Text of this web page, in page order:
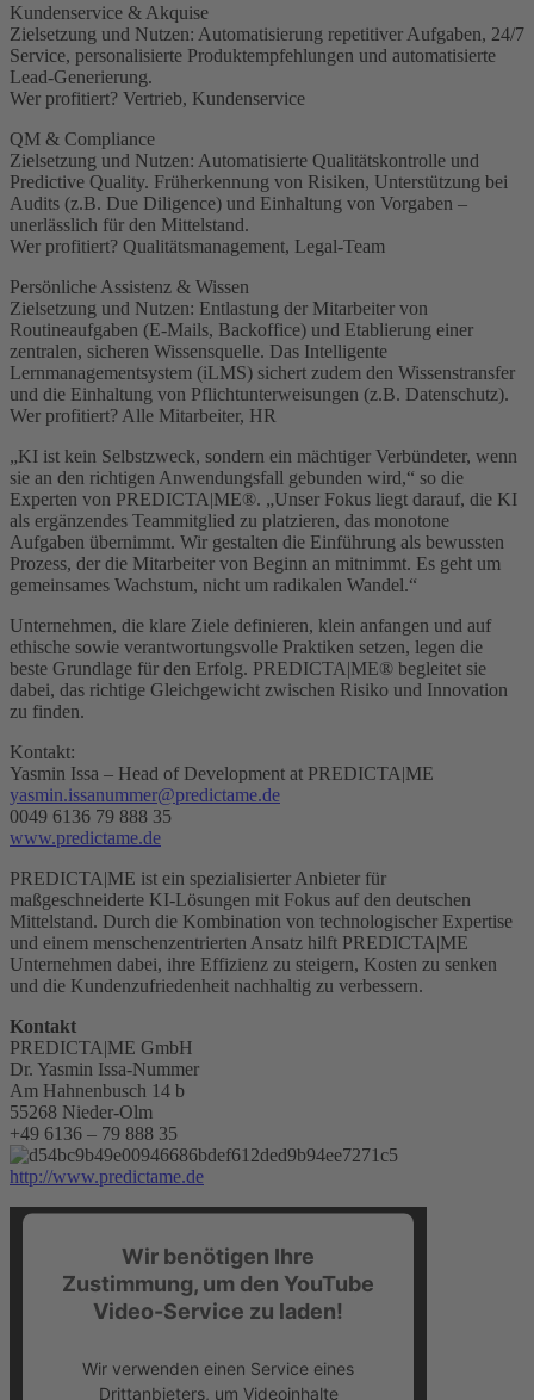
Kundenservice & Akquise
Zielsetzung und Nutzen: Automatisierung repetitiver Aufgaben, 24/7
Service, personalisierte Produktempfehlungen und automatisierte
Lead-Generierung.
Wer profitiert? Vertrieb, Kundenservice
QM & Compliance
Zielsetzung und Nutzen: Automatisierte Qualitätskontrolle und
Predictive Quality. Früherkennung von Risiken, Unterstützung bei
Audits (z.B. Due Diligence) und Einhaltung von Vorgaben –
unerlässlich für den Mittelstand.
Wer profitiert? Qualitätsmanagement, Legal-Team
Persönliche Assistenz & Wissen
Zielsetzung und Nutzen: Entlastung der Mitarbeiter von
Routineaufgaben (E-Mails, Backoffice) und Etablierung einer
zentralen, sicheren Wissensquelle. Das Intelligente
Lernmanagementsystem (iLMS) sichert zudem den Wissenstransfer
und die Einhaltung von Pflichtunterweisungen (z.B. Datenschutz).
Wer profitiert? Alle Mitarbeiter, HR
„KI ist kein Selbstzweck, sondern ein mächtiger Verbündeter, wenn
sie an den richtigen Anwendungsfall gebunden wird,“ so die
Experten von PREDICTA|ME®. „Unser Fokus liegt darauf, die KI
als ergänzendes Teammitglied zu platzieren, das monotone
Aufgaben übernimmt. Wir gestalten die Einführung als bewussten
Prozess, der die Mitarbeiter von Beginn an mitnimmt. Es geht um
gemeinsames Wachstum, nicht um radikalen Wandel.“
Unternehmen, die klare Ziele definieren, klein anfangen und auf
ethische sowie verantwortungsvolle Praktiken setzen, legen die
beste Grundlage für den Erfolg. PREDICTA|ME® begleitet sie
dabei, das richtige Gleichgewicht zwischen Risiko und Innovation
zu finden.
Kontakt:
Yasmin Issa – Head of Development at PREDICTA|ME
yasmin.issanummer@predictame.de
0049 6136 79 888 35
www.predictame.de
PREDICTA|ME ist ein spezialisierter Anbieter für
maßgeschneiderte KI-Lösungen mit Fokus auf den deutschen
Mittelstand. Durch die Kombination von technologischer Expertise
und einem menschenzentrierten Ansatz hilft PREDICTA|ME
Unternehmen dabei, ihre Effizienz zu steigern, Kosten zu senken
und die Kundenzufriedenheit nachhaltig zu verbessern.
Kontakt
PREDICTA|ME GmbH
Dr. Yasmin Issa-Nummer
Am Hahnenbusch 14 b
55268 Nieder-Olm
+49 6136 – 79 888 35
http://www.predictame.de
Wir benötigen Ihre
Zustimmung, um den YouTube
Video-Service zu laden!
Wir verwenden einen Service eines
Drittanbieters, um Videoinhalte